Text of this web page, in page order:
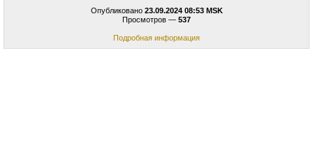
Опубликовано 23.09.2024 08:53 MSK
Просмотров — 537
Подробная информация